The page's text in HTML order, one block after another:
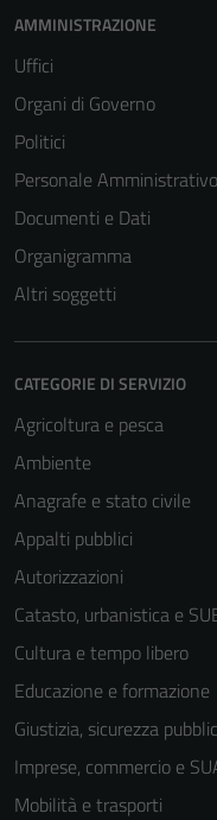
AMMINISTRAZIONE
Uffici
Organi di Governo
Politici
Personale Amministrativo
Documenti e Dati
Organigramma
Altri soggetti
CATEGORIE DI SERVIZIO
Agricoltura e pesca
Ambiente
Anagrafe e stato civile
Appalti pubblici
Autorizzazioni
Catasto, urbanistica e
Cultura e tempo libero
Educazione e formazione
Giustizia, sicurezza
Imprese, commercio e
Mobilità e trasporti